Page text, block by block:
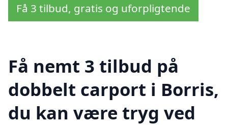
Få 3 tilbud, gratis og uforpligtende
Få nemt 3 tilbud på
dobbelt carport i Borris,
du kan være tryg ved